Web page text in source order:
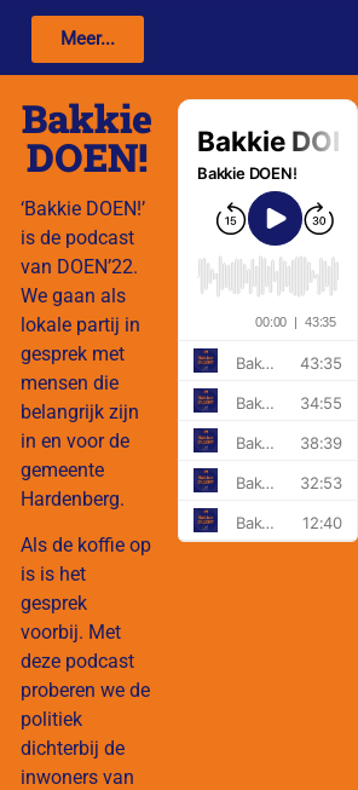
Meer...
Bakkie
DOEN!
‘Bakkie DOEN!’
is de podcast
van DOEN’22.
We gaan als
lokale partij in
gesprek met
mensen die
belangrijk zijn
in en voor de
gemeente
Hardenberg.
Als de koffie op
is is het
gesprek
voorbij. Met
deze podcast
proberen we de
politiek
dichterbij de
inwoners van